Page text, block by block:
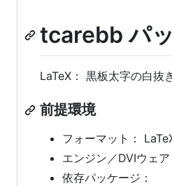
tcarebb パ
LaTeX： 黒板太字の白抜
前提環境
フォーマット：
エンジン／DVIウェ
依存パッケージ：